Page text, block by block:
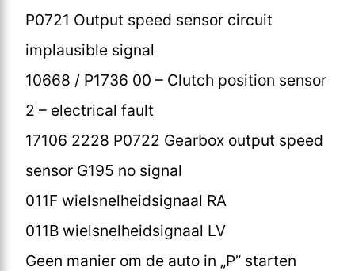
P0721 Output speed sensor circuit
implausible signal
10668 / P1736 00 – Clutch position sensor
2 – electrical fault
17106 2228 P0722 Gearbox output speed
sensor G195 no signal
011F wielsnelheidsignaal RA
011B wielsnelheidsignaal LV
Geen manier om de auto in „P” starten